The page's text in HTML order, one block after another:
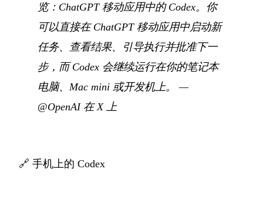
览：ChatGPT 移动应用中的 Codex。你
可以直接在 ChatGPT 移动应用中启动新
任务、查看结果、引导执行并批准下一
步，而 Codex 会继续运行在你的笔记本
电脑、Mac mini 或开发机上。
—
@OpenAI 在 X 上
🔗 手机上的 Codex